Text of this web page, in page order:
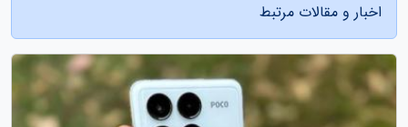
اخبار و مقالات مرتبط